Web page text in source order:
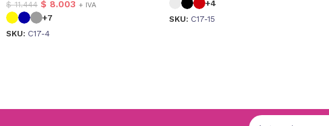
$11.444 $ 8.003 + IVA
+7
SKU: C17-4
+4
SKU: C17-15